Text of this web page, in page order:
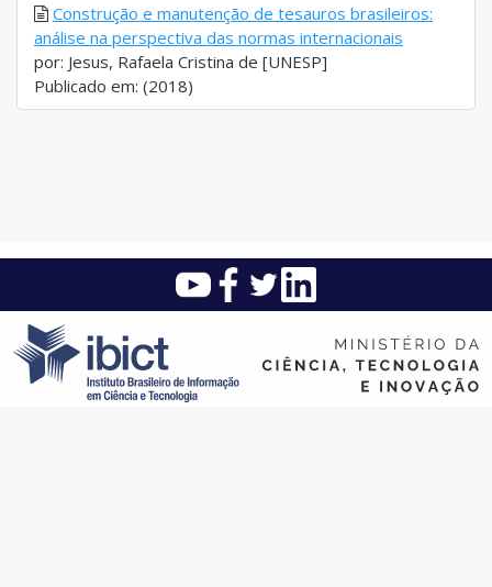
Construção e manutenção de tesauros brasileiros:
análise na perspectiva das normas internacionais
por: Jesus, Rafaela Cristina de [UNESP]
Publicado em: (2018)